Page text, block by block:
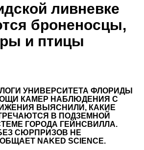
ливневке
броненосцы,
и птицы
УНИВЕРСИТЕТА ФЛОРИДЫ
КАМЕР НАБЛЮДЕНИЯ С
ВЫЯСНИЛИ, КАКИЕ
В ПОДЗЕМНОЙ
ГОРОДА ГЕЙНСВИЛЛА.
СЮРПРИЗОВ НЕ
NAKED SCIENCE.